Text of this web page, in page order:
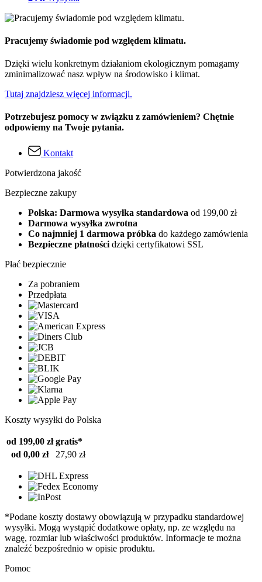
Pracujemy świadomie pod względem klimatu.
Dzięki wielu konkretnym działaniom ekologicznym pomagamy
zminimalizować nasz wpływ na środowisko i klimat.
Tutaj znajdziesz więcej informacji.
Potrzebujesz pomocy w związku z zamówieniem? Chętnie
odpowiemy na Twoje pytania.
Kontakt
Potwierdzona jakość
Bezpieczne zakupy
Polska: Darmowa wysyłka standardowa od 199,00 zł
Darmowa wysyłka zwrotna
Co najmniej 1 darmowa próbka do każdego zamówienia
Bezpieczne płatności dzięki certyfikatowi SSL
Płać bezpiecznie
Za pobraniem
Przedpłata
Koszty wysyłki do Polska
od 199,00 zł gratis*
od 0,00 zł
27,90 zł
*Podane koszty dostawy obowiązują w przypadku standardowej
wysyłki. Mogą wystąpić dodatkowe opłaty, np. ze względu na
wagę, rozmiar lub właściwości produktów. Informacje te można
znaleźć bezpośrednio w opisie produktu.
Pomoc